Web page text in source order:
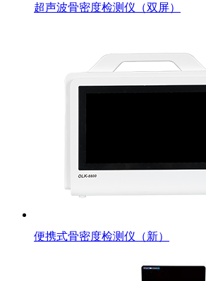
超声波骨密度检测仪（双屏）
便携式骨密度检测仪（新）